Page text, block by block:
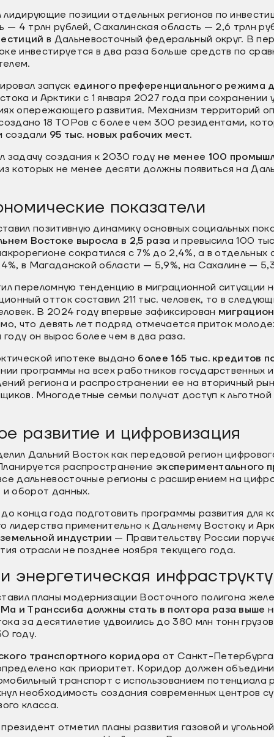
позиции отдельных регионов по
— 4 трлн рублей, Сахалинская область — 2,6 трлн
в Дальневосточный федеральный округ. В
инвестируется в два раза больше средств по
запуск единого преференциального режима
и Арктики с 1 января 2027 года при сохранении
опережающего развития. Механизм территорий
18 ТОРов с более чем 300 резидентами,
создали 95 тыс. новых рабочих мест.
задачу создания к 2030 году не менее 100
которых не менее десяти должны появиться на
показатели
позитивную динамику основных социальных
Востоке выросла в 2,5 раза и превысила 100
сократился с 7% до 2,4%, а в отдельных
в Магаданской области — 5,9%, на Сахалине —
переломную тенденцию в миграционной ситуации
отток составил 211 тыс. человек, то в
В 2024 году впервые зафиксирован
что девять лет подряд отмечается приток
он вырос более чем в два раза.
ипотеке выдано более 165 тыс. кредитов
программы на всех работников государственных
региона и распространении ее на вторичный
Многодетные семьи получат доступ к
развитие и цифровизация
Дальний Восток как передовой регион
распространениеэкспериментального
дальневосточные регионы с расширением на
и оборот данных.
конца года подготовить программы развития для
лидерства применительно к Дальнему Востоку и
индустрии — Правительству России
отрасли не позднее ноября текущего года.
энергетическая
планы модернизации Восточного полигона
и Транссиба должны стать в полтора раза выше
за десятилетие удвоились до 380 млн тонн
году.
транспортного коридораот Санкт-
как приоритет. Коридор должен
транспорт с использованием потенциала
необходимость создания современных центров
класса.
отметил планы развития газовой и